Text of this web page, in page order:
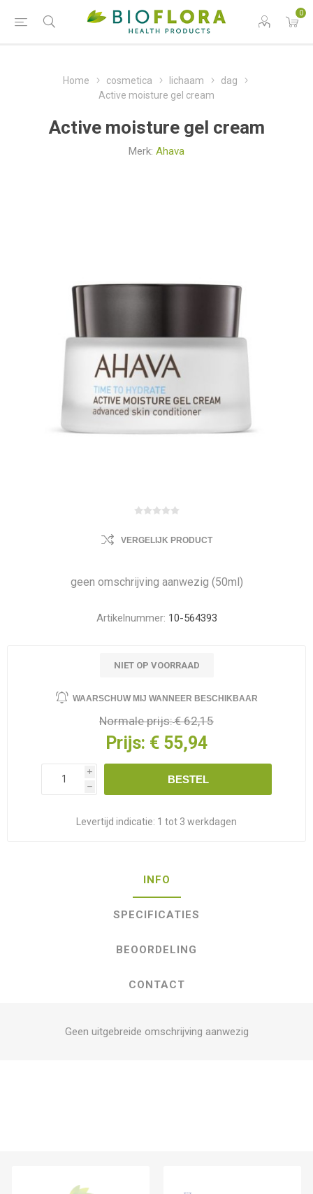
0
Home cosmetica lichaam
dag
Active moisture gel cream
Active moisture gel cream
Merk: Ahava
VERGELIJK PRODUCT
geen omschrijving aanwezig (50ml)
Artikelnummer: 10-564393
NIET OP VOORRAAD
WAARSCHUW MIJ WANNEER BESCHIKBAAR
Normale prijs:€ 62,15
Prijs: € 55,94
i
h
BESTEL
Levertijd indicatie: 1 tot 3 werkdagen
INFO
SPECIFICATIES
BEOORDELING
CONTACT
Geen uitgebreide omschrijving aanwezig